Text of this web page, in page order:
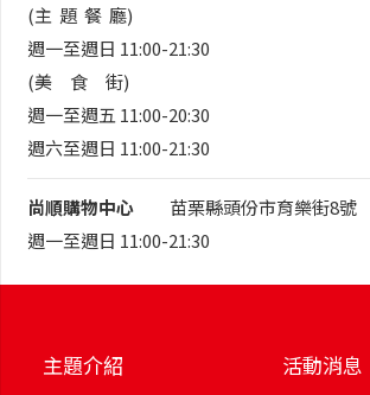
(主 題 餐 廳)
週一至週日 11:00-21:30
(美 食 街)
週一至週五 11:00-20:30
週六至週日 11:00-21:30
尚順購物中心苗栗縣頭份市育樂街8號
週一至週日 11:00-21:30
主題介紹 活動消息